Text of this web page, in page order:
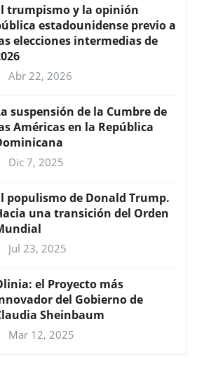
trumpismo y la opinión
estadounidense previo a
elecciones intermedias de
Abr 22, 2026
suspensión de la Cumbre de
Américas en la República
Dic 7, 2025
populismo de Donald Trump.
una transición del Orden
Jul 23, 2025
el Proyecto más
del Gobierno de
Sheinbaum
Mar 12, 2025